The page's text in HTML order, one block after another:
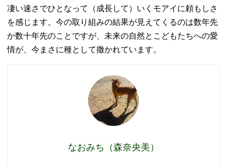
凄い速さでひとなって（成長して）いくモアイに頼もしさ
を感じます。今の取り組みの結果が見えてくるのは数年先
か数十年先のことですが、未来の自然とこどもたちへの愛
情が、今まさに種として撒かれています。
なおみち（森奈央美）